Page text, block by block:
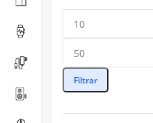
Filtrar